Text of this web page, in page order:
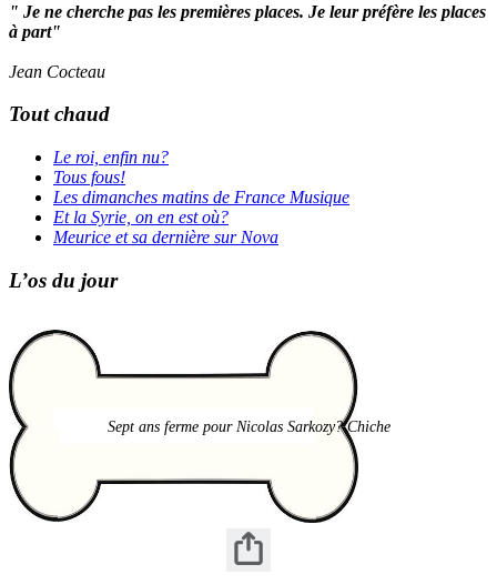
" Je ne cherche pas les premières places. Je leur préfère les places
à part"
Jean Cocteau
Tout chaud
Le roi, enfin nu?
Tous fous!
Les dimanches matins de France Musique
Et la Syrie, on en est où?
Meurice et sa dernière sur Nova
L’os du jour
Sept ans ferme pour Nicolas Sarkozy? Chiche